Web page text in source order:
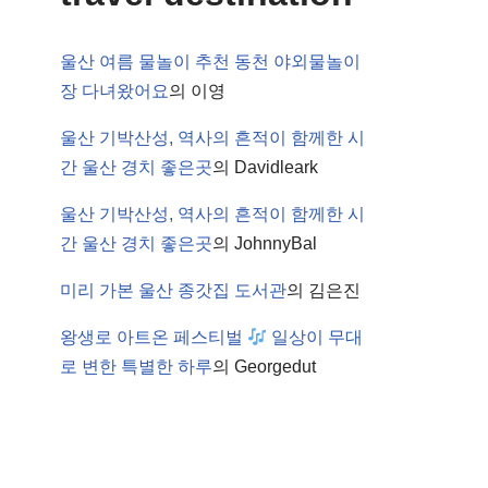
울산 여름 물놀이 추천 동천 야외물놀이
장 다녀왔어요의 이영
울산 기박산성, 역사의 흔적이 함께한 시
간 울산 경치 좋은곳의 Davidleark
울산 기박산성, 역사의 흔적이 함께한 시
간 울산 경치 좋은곳의 JohnnyBal
미리 가본 울산 종갓집 도서관의 김은진
왕생로 아트온 페스티벌
일상이 무대
로 변한 특별한 하루의 Georgedut